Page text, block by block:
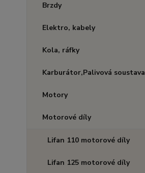
Brzdy
Elektro, kabely
Kola, ráfky
Karburátor,Palivová soustava
Motory
Motorové díly
Lifan 110 motorové díly
Lifan 125 motorové díly